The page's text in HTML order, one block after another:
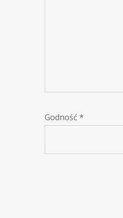
Godność *